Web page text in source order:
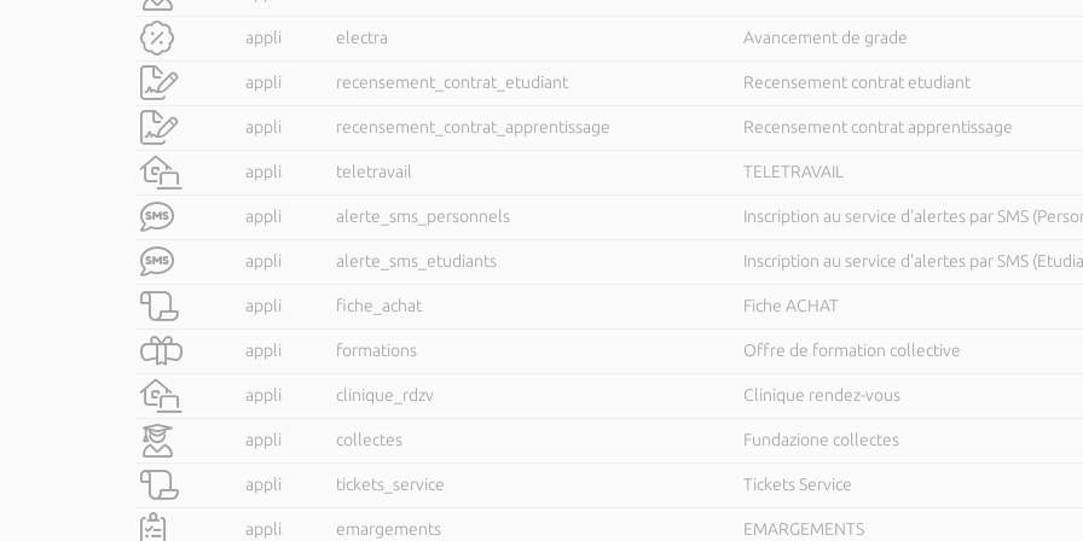
appli electra Avancement de grade
appli recensement_contrat_etudiant Recensement contrat etudiant
appli recensement_contrat_apprentissage Recensement contrat apprentissage
appli teletravail TELETRAVAIL
appli alerte_sms_personnels Inscription au service d'alertes par SMS
appli alerte_sms_etudiants Inscription au service d'alertes par SMS
appli fiche_achat Fiche ACHAT
appli formations Offre de formation collective
appli clinique_rdzv Clinique rendez-vous
appli collectes Fundazione collectes
appli tickets_service Tickets Service
appli emargements EMARGEMENTS